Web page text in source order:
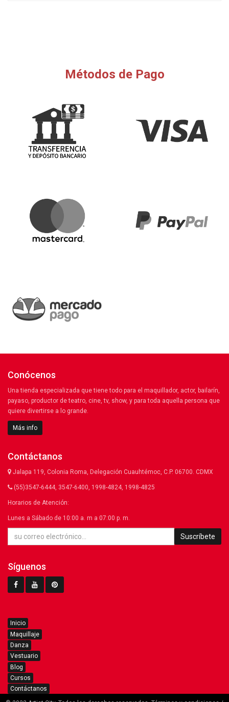
Métodos de Pago
Conócenos
Una tienda especializada que tiene todo para el maquillador, actor, bailarín,
payaso, productor de teatro, cine, tv, show, y para toda aquella persona que
quiere divertirse a lo grande.
Más info
Contáctanos
Jalapa 119, Colonia Roma, Delegación Cuauhtémoc, C.P. 06700. CDMX
(55)3547-6444, 3547-6400, 1998-4824, 1998-4825
Horarios de Atención:
Lunes a Sábado de 10:00 a. m a 07:00 p. m.
Suscríbete
Síguenos
Inicio
Maquillaje
Danza
Vestuario
Blog
Cursos
Contáctanos